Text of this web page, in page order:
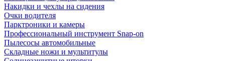
Накидки и чехлы на сидения
Очки водителя
Парктроники и камеры
Профессиональный инструмент Snap-on
Пылесосы автомобильные
Складные ножи и мультитулы